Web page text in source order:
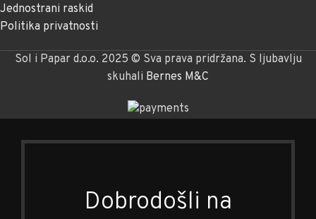
Jednostrani raskid
Politika privatnosti
Sol i Papar d.o.o. 2025 © Sva prava pridržana. S ljubavlju
skuhali Bernes M&C
Dobrodošli na